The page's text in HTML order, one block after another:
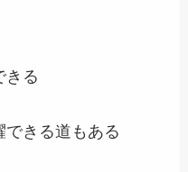
きる
できる道もある